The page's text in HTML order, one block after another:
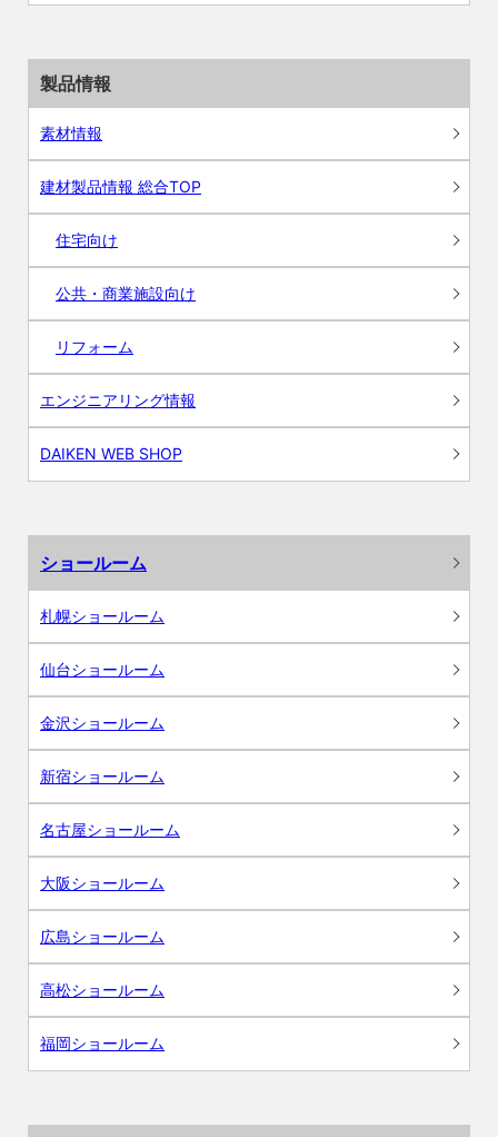
製品情報
素材情報
建材製品情報 総合TOP
住宅向け
公共・商業施設向け
リフォーム
エンジニアリング情報
DAIKEN WEB SHOP
ショールーム
札幌ショールーム
仙台ショールーム
金沢ショールーム
新宿ショールーム
名古屋ショールーム
大阪ショールーム
広島ショールーム
高松ショールーム
福岡ショールーム